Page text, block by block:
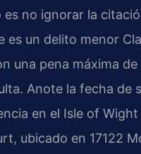
es no ignorar la
es un delito menor
una pena máxima de
Anote la fecha de
en el Isle of
ubicado en 17122